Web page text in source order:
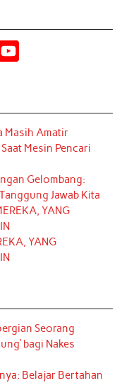
T
u
e
Masih Amatir
Mesin Pencari
Gelombang:
Jawab Kita
YANG
YANG
Seorang
bagi Nakes
Belajar Bertahan